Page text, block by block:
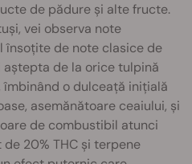
de pădure și alte fructe.
vei observa note
de note clasice de
de la orice tulpină
îmbinând o dulceață inițială
asemănătoare ceaiului, și
de combustibil atunci
20% THC și terpene